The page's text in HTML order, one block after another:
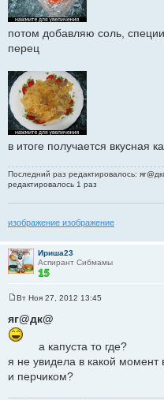
потом добавляю соль,
перец
в итоге получается вкусная
Последний раз редактировалось:
редактировалось 1 раз
изображение изображение
Ириша23
Аспирант Сибмамы
о
б
щ
н
е
Вт Ноя 27, 2012 13:45
яг@дк@
а капуста то где?
я не увидела в какой момент
и перчиком?